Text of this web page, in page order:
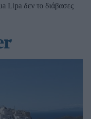
Lipa δεν το διάβασες